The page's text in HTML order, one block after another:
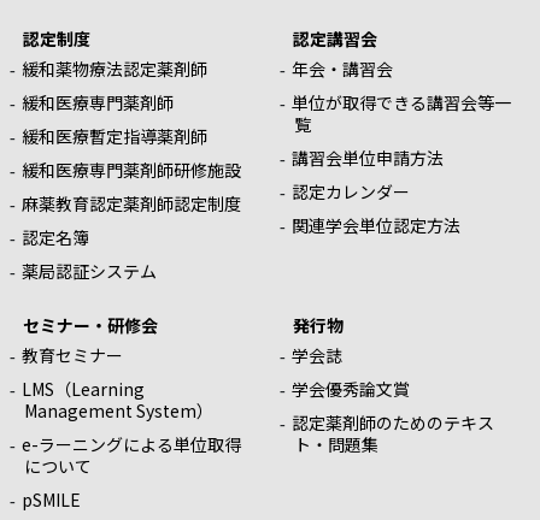
認定制度
緩和薬物療法認定薬剤師
緩和医療専門薬剤師
緩和医療暫定指導薬剤師
緩和医療専門薬剤師研修施設
麻薬教育認定薬剤師認定制度
認定名簿
薬局認証システム
認定講習会
年会・講習会
単位が取得できる講習会等一
覧
講習会単位申請方法
認定カレンダー
関連学会単位認定方法
セミナー・研修会
教育セミナー
LMS（Learning
Management System）
e-ラーニングによる単位取得
について
pSMILE
発行物
学会誌
学会優秀論文賞
認定薬剤師のためのテキス
ト・問題集